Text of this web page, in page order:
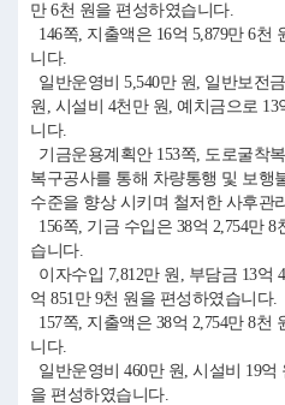
만 6천 원을 편성하였습니다.
146쪽, 지출액은 16억 5,879만 6
니다.
일반운영비 5,540만 원, 일반보전
원, 시설비 4천만 원, 예치금으로
니다.
기금운용계획안 153쪽, 도로굴착
복구공사를 통해 차량통행 및 보행
수준을 향상 시키며 철저한 사후관
156쪽, 기금 수입은 38억 2,754만
습니다.
이자수입 7,812만 원, 부담금 13억
억 851만 9천 원을 편성하였습니다.
157쪽, 지출액은 38억 2,754만 8
니다.
일반운영비 460만 원, 시설비 19억
을 편성하였습니다.